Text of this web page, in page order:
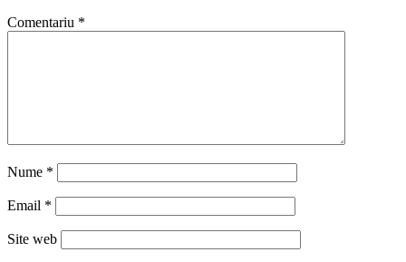
Comentariu *
Nume *
Email *
Site web